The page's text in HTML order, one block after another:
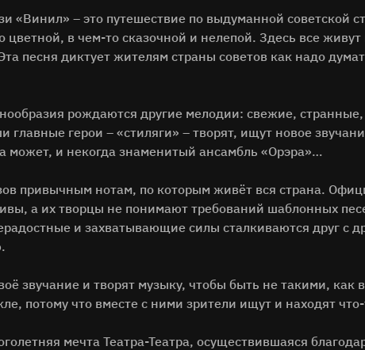
«Винил» – это путешествие по выдуманной советской
цветной, в чем-то сказочной и нелепой. Здесь все
песня диктует жителям страны советов как надо
рождаются другие мелодии: свежие,
главные герои – «стиляги» – творят, ищут новое
может, и некогда знаменитый ансамбль «Орэра»…
привычным нотам, по которым живёт вся страна.
а их творцы не понимают требований шаблонных
и захватывающие силы сталкиваются друг с
звучание и творят музыку, чтобы быть не такими, как
потому что вместе с ними зрители ищут и находят
мечта Театра-Театра, осуществившаяся